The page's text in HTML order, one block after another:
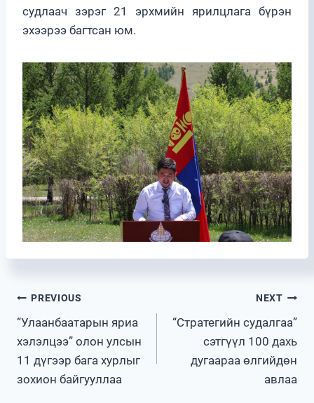
судлаач зэрэг 21 эрхмийн ярилцлага бүрэн
эхээрээ багтсан юм.
Post
navigation
PREVIOUS
“Улаанбаатарын яриа
хэлэлцээ” олон улсын
11 дүгээр бага хурлыг
зохион байгууллаа
NEXT
“Стратегийн судалгаа”
сэтгүүл 100 дахь
дугаараа өлгийдөн
авлаа